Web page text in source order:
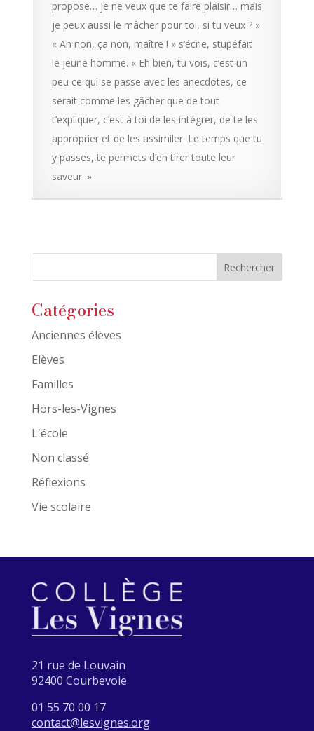
propose… je ne veux que te faire plaisir… mais
je peux aussi le mâcher pour toi, si tu veux ? »
« Ah non, ça non, maître ! » s’écrie, stupéfait
le jeune homme. « Eh bien, tu vois, c’est un
peu ce qui se passe avec les anecdotes, ce
serait comme les gâcher que de tout
t’expliquer, c’est à toi de les intégrer, de te les
approprier et de les assimiler. Le temps que tu
y passes, te permets d’en tirer toute leur
saveur. »
Catégories
Anciennes élèves
Elèves
Familles
Hors-les-Vignes
L'école
Non classé
Réflexions
Vie scolaire
21 rue de Louvain
92400 Courbevoie
01 55 70 00 17
contact@lesvignes.org